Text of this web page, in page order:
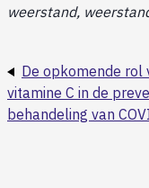
weerstand,
De opkomende rol
vitamine C in de
behandeling van